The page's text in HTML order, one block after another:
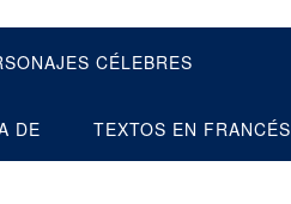
CÉLEBRES
DE TEXTOS EN FRANCÉS